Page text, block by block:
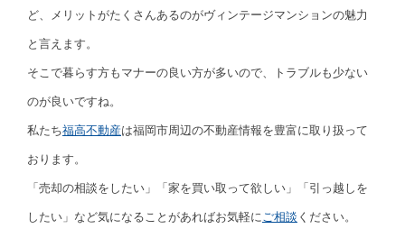
ど、メリットがたくさんあるのがヴィンテージマンションの魅力
と言えます。
そこで暮らす方もマナーの良い方が多いので、トラブルも少ない
のが良いですね。
私たち福高不動産は福岡市周辺の不動産情報を豊富に取り扱って
おります。
「売却の相談をしたい」「家を買い取って欲しい」「引っ越しを
したい」など気になることがあればお気軽にご相談 ください。